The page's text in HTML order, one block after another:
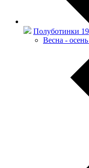
Полуботинки 19
Весна - осень